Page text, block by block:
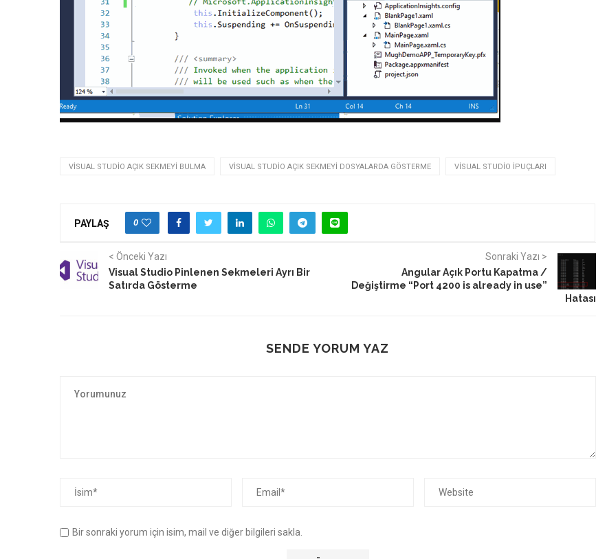
VISUAL STUDIO AÇIK SEKMEYI BULMA VISUAL STUDIO AÇIK SEKMEYI DOSYALARDA GÖSTERME VISUAL STUDIO İPUÇLARI
PAYLAŞ 0
< Önceki Yazı
Visual Studio Pinlenen Sekmeleri Ayrı Bir
Satırda Gösterme
Sonraki Yazı >
Angular Açık Portu Kapatma /
Değiştirme “Port 4200 is already in use”
Hatası
SENDE YORUM YAZ
Bir sonraki yorum için isim, mail ve diğer bilgileri sakla.